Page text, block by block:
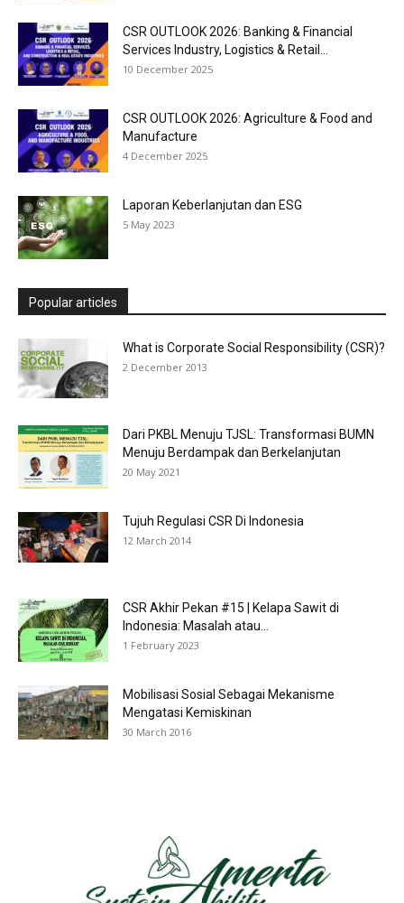
CSR OUTLOOK 2026: Banking & Financial
Services Industry, Logistics & Retail...
10 December 2025
CSR OUTLOOK 2026: Agriculture & Food and
Manufacture
4 December 2025
Laporan Keberlanjutan dan ESG
5 May 2023
Popular articles
What is Corporate Social Responsibility (CSR)?
2 December 2013
Dari PKBL Menuju TJSL: Transformasi BUMN
Menuju Berdampak dan Berkelanjutan
20 May 2021
Tujuh Regulasi CSR Di Indonesia
12 March 2014
CSR Akhir Pekan #15 | Kelapa Sawit di
Indonesia: Masalah atau...
1 February 2023
Mobilisasi Sosial Sebagai Mekanisme
Mengatasi Kemiskinan
30 March 2016